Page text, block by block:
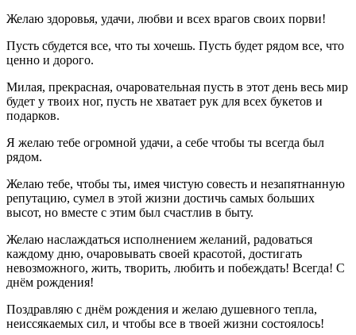
Желаю здоровья, удачи, любви и всех врагов своих порви!
Пусть сбудется все, что ты хочешь. Пусть будет рядом все, что
ценно и дорого.
Милая, прекрасная, очаровательная пусть в этот день весь мир
будет у твоих ног, пусть не хватает рук для всех букетов и
подарков.
Я желаю тебе огромной удачи, а себе чтобы ты всегда был
рядом.
Желаю тебе, чтобы ты, имея чистую совесть и незапятнанную
репутацию, сумел в этой жизни достичь самых больших
высот, но вместе с этим был счастлив в быту.
Желаю наслаждаться исполнением желаний, радоваться
каждому дню, очаровывать своей красотой, достигать
невозможного, жить, творить, любить и побеждать! Всегда! С
днём рождения!
Поздравляю с днём рождения и желаю душевного тепла,
неиссякаемых сил, и чтобы все в твоей жизни состоялось!